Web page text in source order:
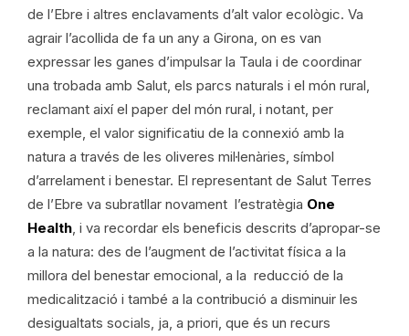
de l’Ebre i altres enclavaments d’alt valor ecològic. Va
agrair l’acollida de fa un any a Girona, on es van
expressar les ganes d’impulsar la Taula i de coordinar
una trobada amb Salut, els parcs naturals i el món rural,
reclamant així el paper del món rural, i notant, per
exemple, el valor significatiu de la connexió amb la
natura a través de les oliveres mil·lenàries, símbol
d’arrelament i benestar. El representant de Salut Terres
de l’Ebre va subratllar novament l’estratègia One
Health , i va recordar els beneficis descrits d’apropar-se
a la natura: des de l’augment de l’activitat física a la
millora del benestar emocional, a la reducció de la
medicalització i també a la contribució a disminuir les
desigualtats socials, ja, a priori, que és un recurs